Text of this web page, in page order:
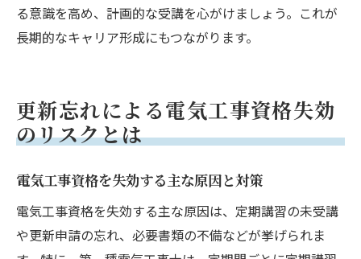
る意識を高め、計画的な受講を心がけましょう。これが
長期的なキャリア形成にもつながります。
更新忘れによる電気工事資格失効
のリスクとは
電気工事資格を失効する主な原因と対策
電気工事資格を失効する主な原因は、定期講習の未受講
や更新申請の忘れ、必要書類の不備などが挙げられま